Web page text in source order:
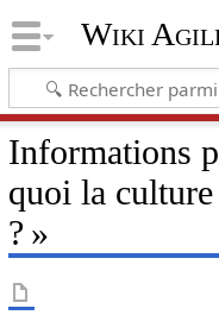
Wiki
Informations
quoi la
? »